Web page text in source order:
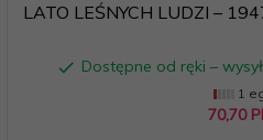
LATO LEŚNYCH LUDZI –
Dostępne od ręki –
1
70,70